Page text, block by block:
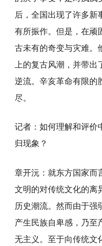
后，全国出现了许多新
有所振作。但是，在顽
古未有的奇变与灾难。
上的复古风潮，并带
逆流。辛亥革命有限的
尽。
记者：如何理解和评价
归现象？
章开沅：就东方国家而
文明的对传统文化的离
历史潮流。然而由于强
产生民族自卑感，乃至
无主义。至于向传统文